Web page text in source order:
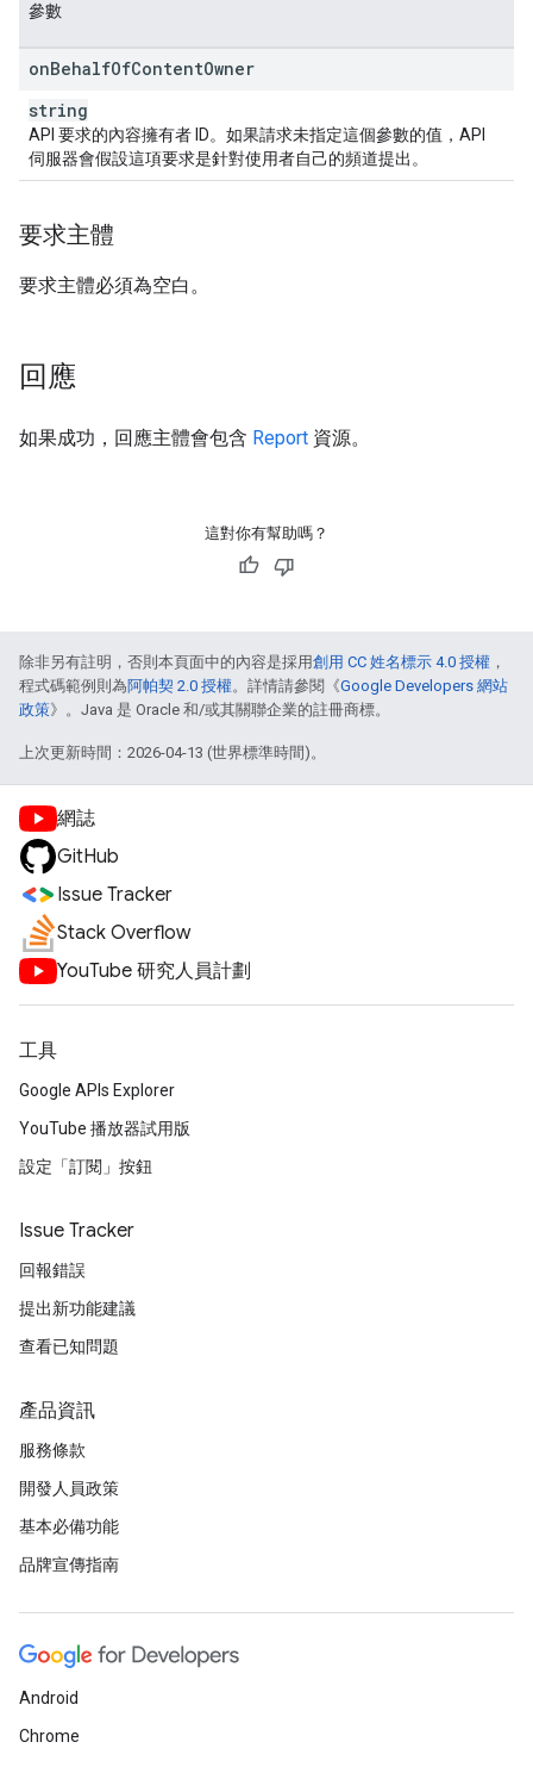
參數
onBehalfOfContentOwner
string
API 要求的內容擁有者 ID。如果請求未指定這個參數的值，API
伺服器會假設這項要求是針對使用者自己的頻道提出。
要求主體
要求主體必須為空白。
回應
如果成功，回應主體會包含 Report 資源。
這對你有幫助嗎？
除非另有註明，否則本頁面中的內容是採用創用 CC 姓名標示 4.0 授權 ，
程式碼範例則為阿帕契 2.0 授權。詳情請參閱《Google Developers 網站
政策》。Java 是 Oracle 和/或其關聯企業的註冊商標。
上次更新時間：2026-04-13 (世界標準時間)。
網誌
GitHub
Issue Tracker
Stack Overflow
YouTube 研究人員計劃
工具
Google APIs Explorer
YouTube 播放器試用版
設定「訂閱」按鈕
Issue Tracker
回報錯誤
提出新功能建議
查看已知問題
產品資訊
服務條款
開發人員政策
基本必備功能
品牌宣傳指南
Android
Chrome